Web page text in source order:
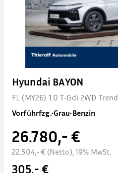
Hyundai BAYON
FL (MY26) 1.0 T-Gdi 2WD
Vorführfzg.•Grau•Benzin
26.780,- €
22.504,- € (Netto), 19% MwSt.
305,- €